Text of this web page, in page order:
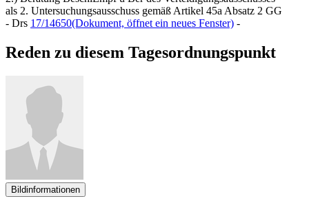
als 2. Untersuchungsausschuss gemäß Artikel 45a Absatz 2 GG
- Drs 17/14650(Dokument, öffnet ein neues Fenster) -
Reden zu diesem Tagesordnungspunkt
Bildinformationen